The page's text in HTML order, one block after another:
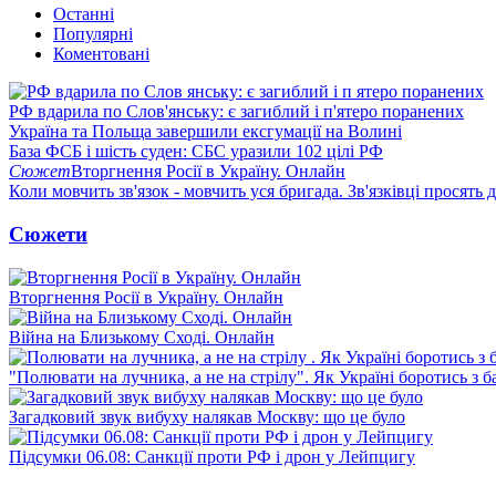
Останні
Популярні
Коментовані
РФ вдарила по Слов'янську: є загиблий і п'ятеро поранених
Україна та Польща завершили ексгумації на Волині
База ФСБ і шість суден: СБС уразили 102 цілі РФ
СюжетВторгнення Росії в Україну. Онлайн
Коли мовчить зв'язок - мовчить уся бригада. Зв'язківці просять
Сюжети
Вторгнення Росії в Україну. Онлайн
Війна на Близькому Сході. Онлайн
"Полювати на лучника, а не на стрілу". Як Україні боротись з
Загадковий звук вибуху налякав Москву: що це було
Підсумки 06.08: Санкції проти РФ і дрон у Лейпцигу